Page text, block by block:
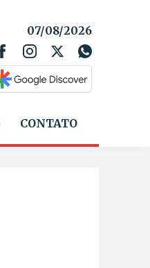
07/08/2026
CONTATO